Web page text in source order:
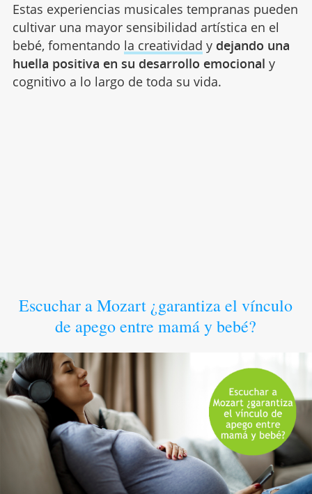
Estas experiencias musicales tempranas pueden
cultivar una mayor sensibilidad artística en el
bebé, fomentando la creatividad y dejando una
huella positiva en su desarrollo emocional y
cognitivo a lo largo de toda su vida.
Escuchar a Mozart ¿garantiza el vínculo
de apego entre mamá y bebé?